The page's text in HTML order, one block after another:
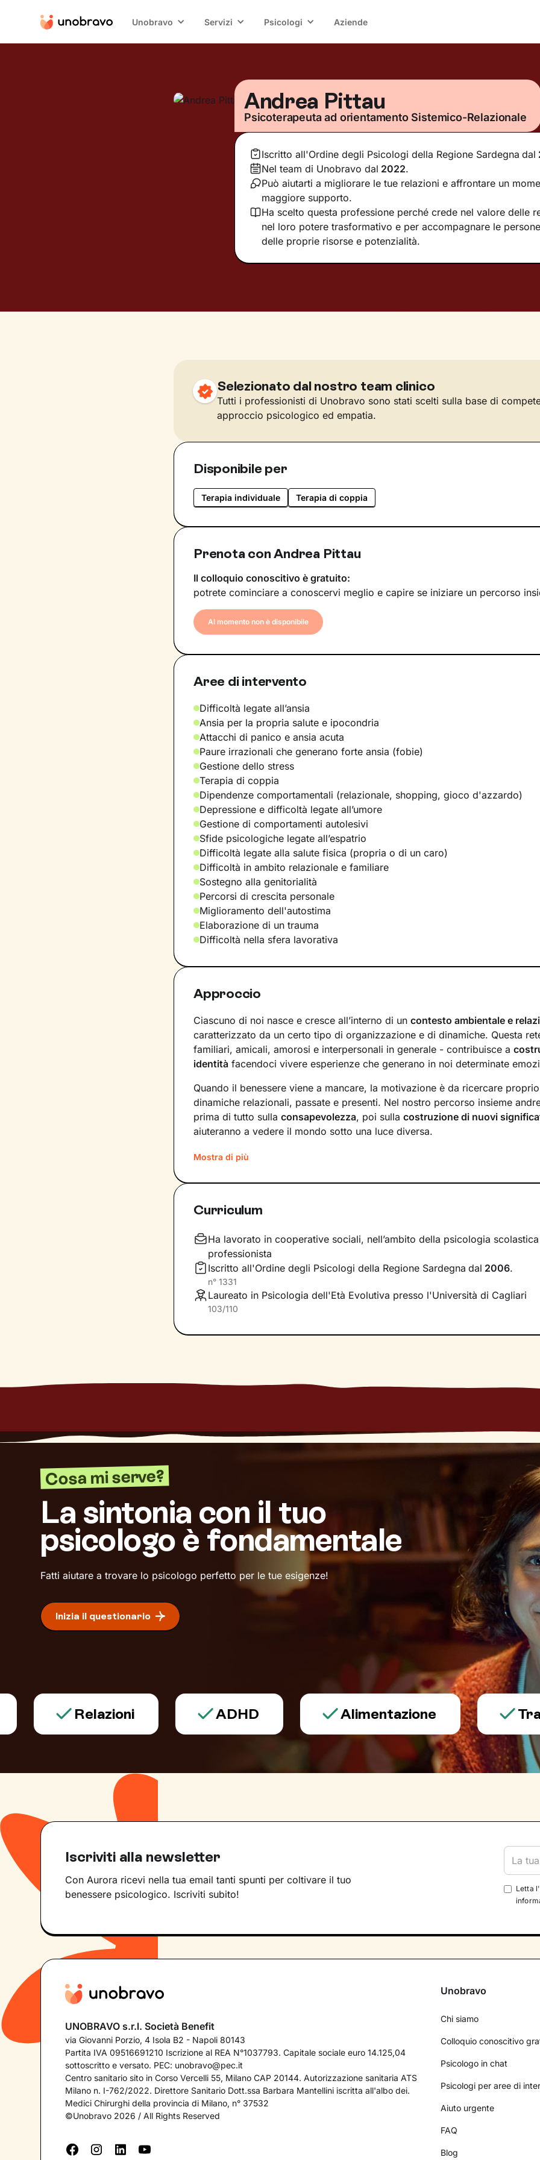
Unobravo Servizi Psicologi Aziende
Andrea Pittau
Psicoterapeuta ad orientamento Sistemico-Relazionale
Iscritto all'Ordine degli Psicologi della Regione Sardegna dal
Nel team di Unobravo dal 2022.
Può aiutarti a migliorare le tue relazioni e affrontare un
maggiore supporto.
Ha scelto questa professione perché crede nel valore delle
nel loro potere trasformativo e per accompagnare le
delle proprie risorse e potenzialità.
Selezionato dal nostro team clinico
Tutti i professionisti di Unobravo sono stati scelti sulla base di
approccio psicologico ed empatia.
Disponibile per
Terapia individuale Terapia di coppia
Prenota con Andrea Pittau
Il colloquio conoscitivo è gratuito:
potrete cominciare a conoscervi meglio e capire se iniziare un percorso
Al momento non è disponibile
Aree di intervento
Difficoltà legate all’ansia
Ansia per la propria salute e ipocondria
Attacchi di panico e ansia acuta
Paure irrazionali che generano forte ansia (fobie)
Gestione dello stress
Terapia di coppia
Dipendenze comportamentali (relazionale, shopping, gioco d'azzardo)
Depressione e difficoltà legate all’umore
Gestione di comportamenti autolesivi
Sfide psicologiche legate all’espatrio
Difficoltà legate alla salute fisica (propria o di un caro)
Difficoltà in ambito relazionale e familiare
Sostegno alla genitorialità
Percorsi di crescita personale
Miglioramento dell'autostima
Elaborazione di un trauma
Difficoltà nella sfera lavorativa
Approccio
Ciascuno di noi nasce e cresce all’interno di un contesto ambientale e
caratterizzato da un certo tipo di organizzazione e di dinamiche. Questa
familiari, amicali, amorosi e interpersonali in generale - contribuisce a
identità facendoci vivere esperienze che generano in noi determinate
Quando il benessere viene a mancare, la motivazione è da ricercare
dinamiche relazionali, passate e presenti. Nel nostro percorso insieme
prima di tutto sulla consapevolezza, poi sulla costruzione di nuovi
aiuteranno a vedere il mondo sotto una luce diversa.
Passo dopo passo esploreremo le tue
a questi strumenti avrai modo di affrontare e risolvere i nodi più spinosi,
rielaboreremo i tuoivissuti, faremo emergere i tuoibisognipiù profondi e
modalità di azione
che ti accompagnerà verso i tuoi obiettivi fino a raggiungere un maggiore
benessere
Mostra di più
Curriculum
Ha lavorato in cooperative sociali, nell’ambito della psicologia
professionista
Iscritto all'Ordine degli Psicologi della Regione Sardegna dal 2006.
n° 1331
Laureato in Psicologia dell'Età Evolutiva presso l'Università di Cagliari
103/110
Cosa mi serve?
La sintonia con il tuo
psicologo è fondamentale
Fatti aiutare a trovare lo psicologo perfetto per le tue esigenze!
Inizia il questionario
Relazioni ADHD Alimentazione
Iscriviti alla newsletter
Con Aurora ricevi nella tua email tanti spunti per coltivare il tuo
benessere psicologico. Iscriviti subito!
Letta l'
UNOBRAVO s.r.l. Società Benefit
via Giovanni Porzio, 4 Isola B2 - Napoli 80143
Partita IVA 09516691210 Iscrizione al REA N°1037793. Capitale sociale euro 14.125,04
sottoscritto e versato. PEC: unobravo@pec.it
Centro sanitario sito in Corso Vercelli 55, Milano CAP 20144. Autorizzazione sanitaria ATS
Milano n. I-762/2022. Direttore Sanitario Dott.ssa Barbara Mantellini iscritta all'albo dei.
Medici Chirurghi della provincia di Milano, n° 37532
©Unobravo 2026 / All Rights Reserved
Unobravo
Chi siamo
Colloquio conoscitivo
Psicologo in chat
Psicologi per aree di
Aiuto urgente
FAQ
Blog